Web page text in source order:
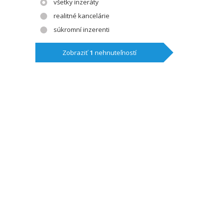
všetky inzeráty
realitné kancelárie
súkromní inzerenti
Zobraziť1 nehnuteľností